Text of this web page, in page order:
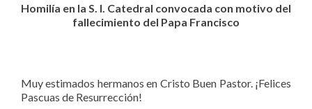
Homilía en la S. I. Catedral convocada con motivo del
fallecimiento del Papa Francisco
Muy estimados hermanos en Cristo Buen Pastor. ¡Felices
Pascuas de Resurrección!